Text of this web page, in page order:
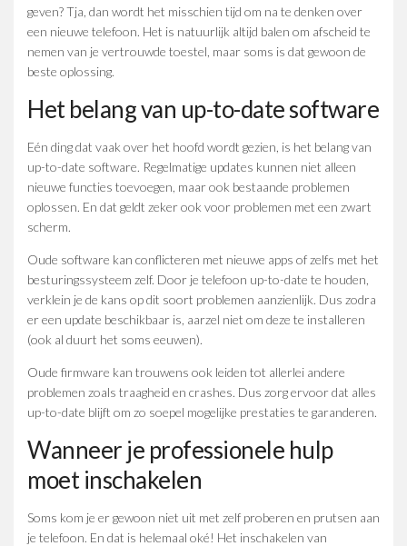
geven? Tja, dan wordt het misschien tijd om na te denken over
een nieuwe telefoon. Het is natuurlijk altijd balen om afscheid te
nemen van je vertrouwde toestel, maar soms is dat gewoon de
beste oplossing.
Het belang van up-to-date software
Eén ding dat vaak over het hoofd wordt gezien, is het belang van
up-to-date software. Regelmatige updates kunnen niet alleen
nieuwe functies toevoegen, maar ook bestaande problemen
oplossen. En dat geldt zeker ook voor problemen met een zwart
scherm.
Oude software kan conflicteren met nieuwe apps of zelfs met het
besturingssysteem zelf. Door je telefoon up-to-date te houden,
verklein je de kans op dit soort problemen aanzienlijk. Dus zodra
er een update beschikbaar is, aarzel niet om deze te installeren
(ook al duurt het soms eeuwen).
Oude firmware kan trouwens ook leiden tot allerlei andere
problemen zoals traagheid en crashes. Dus zorg ervoor dat alles
up-to-date blijft om zo soepel mogelijke prestaties te garanderen.
Wanneer je professionele hulp
moet inschakelen
Soms kom je er gewoon niet uit met zelf proberen en prutsen aan
je telefoon. En dat is helemaal oké! Het inschakelen van